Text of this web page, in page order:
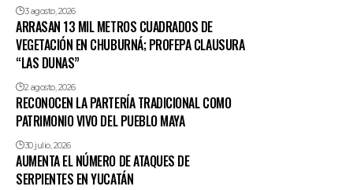
3 agosto, 2026
ARRASAN 13 MIL METROS CUADRADOS DE
VEGETACIÓN EN CHUBURNÁ; PROFEPA CLAUSURA
“LAS DUNAS”
2 agosto, 2026
RECONOCEN LA PARTERÍA TRADICIONAL COMO
PATRIMONIO VIVO DEL PUEBLO MAYA
30 julio, 2026
AUMENTA EL NÚMERO DE ATAQUES DE
SERPIENTES EN YUCATÁN